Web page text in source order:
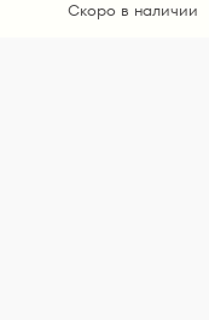
Скоро в наличии